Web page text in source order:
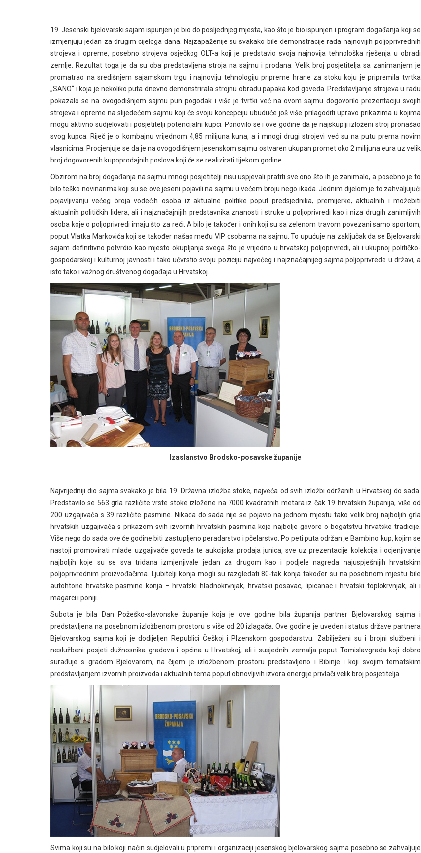
19. Jesenski bjelovarski sajam ispunjen je bio do posljednjeg mjesta, kao što je bio ispunjen i program događanja koji se
izmjenjuju jedan za drugim cijeloga dana. Najzapaženije su svakako bile demonstracije rada najnovijih poljoprivrednih
strojeva i opreme, posebno strojeva osječkog OLT-a koji je predstavio svoja najnovija tehnološka rješenja u obradi
zemlje. Rezultat toga je da su oba predstavljena stroja na sajmu i prodana. Velik broj posjetitelja sa zanimanjem je
promatrao na središnjem sajamskom trgu i najnoviju tehnologiju pripreme hrane za stoku koju je pripremila tvrtka
„SANO“ i koja je nekoliko puta dnevno demonstrirala strojnu obradu papaka kod goveda. Predstavljanje strojeva u radu
pokazalo se na ovogodišnjem sajmu pun pogodak i više je tvrtki već na ovom sajmu dogovorilo prezentaciju svojih
strojeva i opreme na slijedećem sajmu koji će svoju koncepciju ubuduće još više prilagoditi upravo prikazima u kojima
mogu aktivno sudjelovati i posjetitelji potencijalni kupci. Ponovilo se i ove godine da je najskuplji izloženi stroj pronašao
svog kupca. Riječ je o kombajnu vrijednom 4,85 milijuna kuna, a i mnogi drugi strojevi već su na putu prema novim
vlasnicima. Procjenjuje se da je na ovogodišnjem jesenskom sajmu ostvaren ukupan promet oko 2 milijuna eura uz velik
broj dogovorenih kupoprodajnih poslova koji će se realizirati tijekom godine.
Obzirom na broj događanja na sajmu mnogi posjetitelji nisu uspjevali pratiti sve ono što ih je zanimalo, a posebno je to
bilo teško novinarima koji su se ove jeseni pojavili na sajmu u većem broju nego ikada. Jednim dijelom je to zahvaljujući
pojavljivanju većeg broja vodećih osoba iz aktualne politike poput predsjednika, premijerke, aktualnih i možebiti
aktualnih političkih lidera, ali i najznačajnijih predstavnika znanosti i struke u poljoprivredi kao i niza drugih zanimljivih
osoba koje o poljoprivredi imaju što za reći. A bilo je također i onih koji su sa zelenom travom povezani samo sportom,
poput Vlatka Markovića koji se također našao među VIP osobama na sajmu. To upućuje na zaključak da se Bjelovarski
sajam definitivno potvrdio kao mjesto okupljanja svega što je vrijedno u hrvatskoj poljoprivredi, ali i ukupnoj političko-
gospodarskoj i kulturnoj javnosti i tako učvrstio svoju poziciju najvećeg i najznačajnijeg sajma poljoprivrede u državi, a
isto tako i važnog društvenog događaja u Hrvatskoj.
Izaslanstvo Brodsko-posavske županije
Najvrijedniji dio sajma svakako je bila 19. Državna izložba stoke, najveća od svih izložbi održanih u Hrvatskoj do sada.
Predstavilo se 563 grla različite vrste stoke izložene na 7000 kvadratnih metara iz čak 19 hrvatskih županija, više od
200 uzgajivača s 39 različite pasmine. Nikada do sada nije se pojavio na jednom mjestu tako velik broj najboljih grla
hrvatskih uzgajivača s prikazom svih izvornih hrvatskih pasmina koje najbolje govore o bogatstvu hrvatske tradicije.
Više nego do sada ove će godine biti zastupljeno peradarstvo i pčelarstvo. Po peti puta održan je Bambino kup, kojim se
nastoji promovirati mlade uzgajivače goveda te aukcijska prodaja junica, sve uz prezentacije kolekcija i ocjenjivanje
najboljih koje su se sva tridana izmjenjivale jedan za drugom kao i podjele nagreda najuspješnijih hrvatskim
poljoprivrednim proizvođačima. Ljubitelji konja mogli su razgledati 80-tak konja također su na posebnom mjestu bile
autohtone hrvatske pasmine konja – hrvatski hladnokrvnjak, hrvatski posavac, lipicanac i hrvatski toplokrvnjak, ali i
magarci i poniji.
Subota je bila Dan Požeško-slavonske županije koja je ove godine bila županija partner Bjelovarskog sajma i
predstavljena na posebnom izložbenom prostoru s više od 20 izlagača. Ove godine je uveden i status države partnera
Bjelovarskog sajma koji je dodijeljen Republici Češkoj i Plzenskom gospodarstvu. Zabilježeni su i brojni službeni i
neslužbeni posjeti dužnosnika gradova i općina u Hrvatskoj, ali i susjednih zemalja poput Tomislavgrada koji dobro
surađuje s gradom Bjelovarom, na čijem je izložbenom prostoru predstavljeno i Bibinje i koji svojim tematskim
predstavljanjem izvornih proizvoda i aktualnih tema poput obnovljivih izvora energije privlači velik broj posjetitelja.
Svima koji su na bilo koji način sudjelovali u pripremi i organizaciji jesenskog bjelovarskog sajma posebno se zahvaljuje